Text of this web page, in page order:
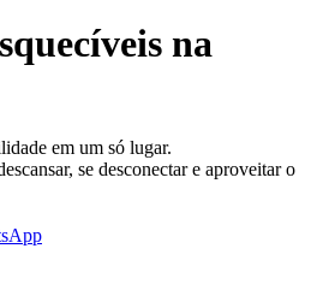
na
em um só lugar.
se desconectar e aproveitar o